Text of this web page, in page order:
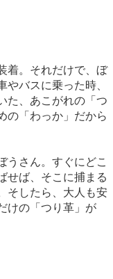
着。それだけで、ぼ
やバスに乗った時、
た、あこがれの「つ
の「わっか」だから
うさん。すぐにどこ
せば、そこに捕まる
そしたら、大人も安
けの「つり革」が